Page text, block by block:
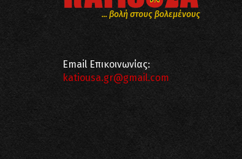
... βολή στους βολεμένους
Email Επικοινωνίας:
katiousa.gr@gmail.com